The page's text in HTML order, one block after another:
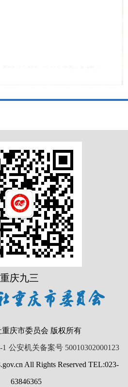
重庆九三
重庆市委员会 版权所有
公安机关备案号 50010302000123
All Rights Reserved TEL:023-
63846365